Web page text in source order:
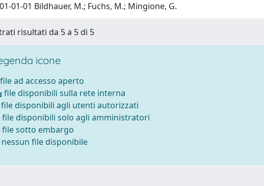
01-01 Bildhauer, M.; Fuchs, M.; Mingione, G.
risultati da 5 a 5 di 5
icone
file ad accesso aperto
file disponibili sulla rete interna
file disponibili agli utenti autorizzati
file disponibili solo agli amministratori
file sotto embargo
nessun file disponibile